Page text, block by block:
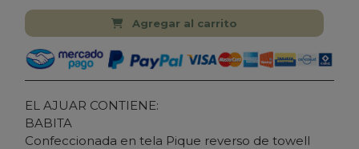
Agregar al carrito
EL AJUAR CONTIENE:
BABITA
Confeccionada en tela Pique reverso de towell